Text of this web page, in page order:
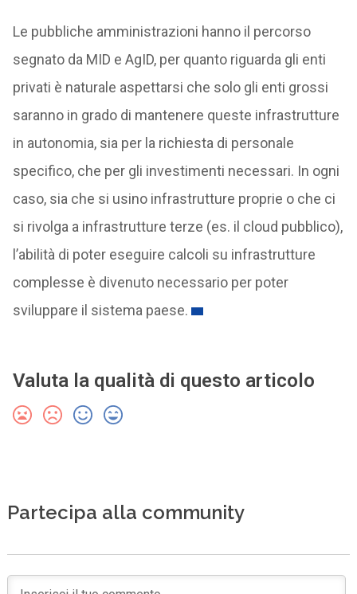
Le pubbliche amministrazioni hanno il percorso
segnato da MID e AgID, per quanto riguarda gli enti
privati è naturale aspettarsi che solo gli enti grossi
saranno in grado di mantenere queste infrastrutture
in autonomia, sia per la richiesta di personale
specifico, che per gli investimenti necessari. In ogni
caso, sia che si usino infrastrutture proprie o che ci
si rivolga a infrastrutture terze (es. il cloud pubblico),
l’abilità di poter eseguire calcoli su infrastrutture
complesse è divenuto necessario per poter
sviluppare il sistema paese.
Valuta la qualità di questo articolo
Partecipa alla community